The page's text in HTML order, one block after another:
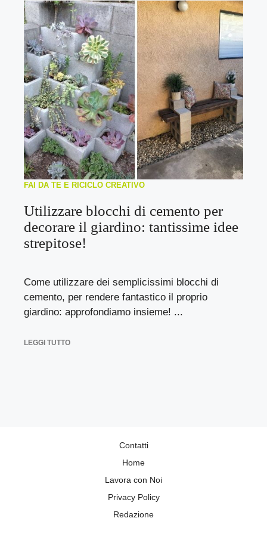
FAI DA TE E RICICLO CREATIVO
Utilizzare blocchi di cemento per
decorare il giardino: tantissime idee
strepitose!
Come utilizzare dei semplicissimi blocchi di
cemento, per rendere fantastico il proprio
giardino: approfondiamo insieme! ...
LEGGI TUTTO
Contatti
Home
Lavora con Noi
Privacy Policy
Redazione